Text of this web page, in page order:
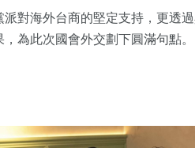
對海外台商的堅定支持，更透
為此次國會外交劃下圓滿句點。